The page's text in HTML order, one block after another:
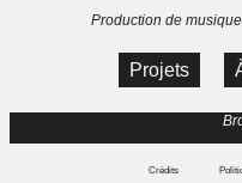
Production de
Projets
Crédits